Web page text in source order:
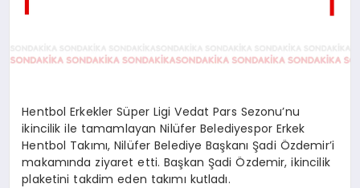
Hentbol Erkekler Süper Ligi Vedat Pars Sezonu’nu
ikincilik ile tamamlayan Nilüfer Belediyespor Erkek
Hentbol Takımı, Nilüfer Belediye Başkanı Şadi Özdemir’i
makamında ziyaret etti. Başkan Şadi Özdemir, ikincilik
plaketini takdim eden takımı kutladı.